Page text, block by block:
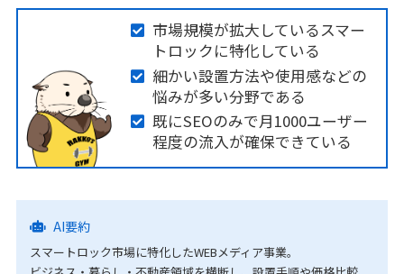
市場規模が拡大しているスマー
トロックに特化している
細かい設置方法や使用感などの
悩みが多い分野である
既にSEOのみで月1000ユーザー
程度の流入が確保できている
AI要約
スマートロック市場に特化したWEBメディア事業。